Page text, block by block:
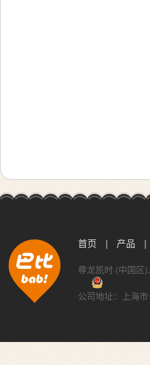
首页 | 产品 |
尊龙凯时·(中国区
公司地址：上海